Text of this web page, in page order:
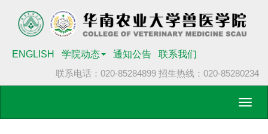
ENGLISH 学院动态 通知公告
联系我们
联系电话：020-85284899 招生热线：020-85280234